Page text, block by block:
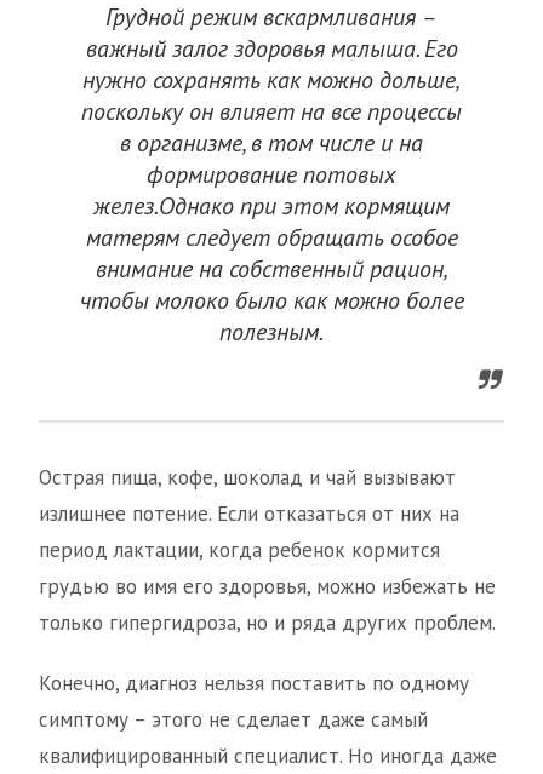
Грудной режим вскармливания –
важный залог здоровья малыша. Его
нужно сохранять как можно дольше,
поскольку он влияет на все процессы
в организме, в том числе и на
формирование потовых
желез.Однако при этом кормящим
матерям следует обращать особое
внимание на собственный рацион,
чтобы молоко было как можно более
полезным.
Острая пища, кофе, шоколад и чай вызывают
излишнее потение. Если отказаться от них на
период лактации, когда ребенок кормится
грудью во имя его здоровья, можно избежать не
только гипергидроза, но и ряда других проблем.
Конечно, диагноз нельзя поставить по одному
симптому – этого не сделает даже самый
квалифицированный специалист. Но иногда даже